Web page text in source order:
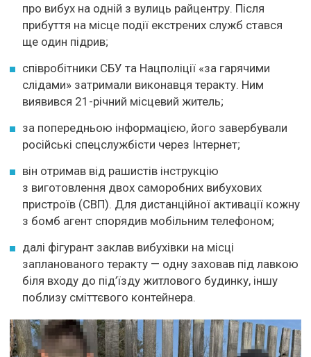
про вибух на одній з вулиць райцентру. Після
прибуття на місце події екстрених служб стався
ще один підрив;
співробітники СБУ та Нацполіції «за гарячими
слідами» затримали виконавця теракту. Ним
виявився 21-річний місцевий житель;
за попередньою інформацією, його завербували
російські спецслужбісти через Інтернет;
він отримав від рашистів інструкцію
з виготовлення двох саморобних вибухових
пристроїв (СВП). Для дистанційної активації кожну
з бомб агент спорядив мобільним телефоном;
далі фігурант заклав вибухівки на місці
запланованого теракту — одну заховав під лавкою
біля входу до під’їзду житлового будинку, іншу
поблизу сміттєвого контейнера.